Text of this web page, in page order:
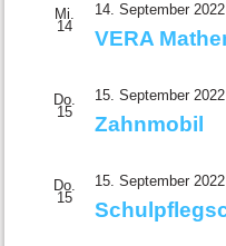
Mi.
14
14. September
VERA
Do.
15
15. September
Zahnmobil
Do.
15
15. September